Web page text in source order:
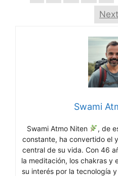
Swami
Swami Atmo Niten
, de
constante, ha convertido el
central de su vida. Con 46
la meditación, los chakras y
su interés por la tecnología